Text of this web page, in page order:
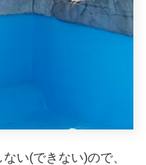
い(できない)ので、